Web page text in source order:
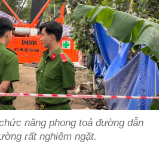
năng phong toả đường dẫn
rất nghiêm ngặt.